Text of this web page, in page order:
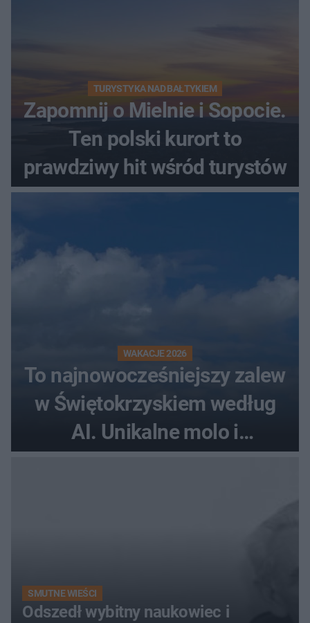
TURYSTYKA NAD BAŁTYKIEM
Zapomnij o Mielnie i Sopocie.
Ten polski kurort to
prawdziwy hit wśród turystów
WAKACJE 2026
To najnowocześniejszy zalew
w Świętokrzyskiem według
AI. Unikalne molo i
promenada
SMUTNE WIEŚCI
Odszedł wybitny naukowiec i